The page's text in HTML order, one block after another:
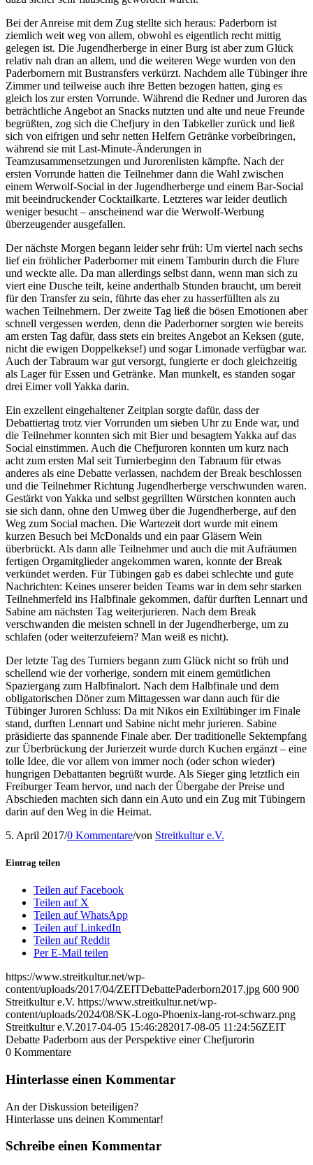
Bei der Anreise mit dem Zug stellte sich heraus: Paderborn ist
ziemlich weit weg von allem, obwohl es eigentlich recht mittig
gelegen ist. Die Jugendherberge in einer Burg ist aber zum Glück
relativ nah dran an allem, und die weiteren Wege wurden von den
Paderbornern mit Bustransfers verkürzt. Nachdem alle Tübinger ihre
Zimmer und teilweise auch ihre Betten bezogen hatten, ging es
gleich los zur ersten Vorrunde. Während die Redner und Juroren das
beträchtliche Angebot an Snacks nutzten und alte und neue Freunde
begrüßten, zog sich die Chefjury in den Tabkeller zurück und ließ
sich von eifrigen und sehr netten Helfern Getränke vorbeibringen,
während sie mit Last-Minute-Änderungen in
Teamzusammensetzungen und Jurorenlisten kämpfte. Nach der
ersten Vorrunde hatten die Teilnehmer dann die Wahl zwischen
einem Werwolf-Social in der Jugendherberge und einem Bar-Social
mit beeindruckender Cocktailkarte. Letzteres war leider deutlich
weniger besucht – anscheinend war die Werwolf-Werbung
überzeugender ausgefallen.
Der nächste Morgen begann leider sehr früh: Um viertel nach sechs
lief ein fröhlicher Paderborner mit einem Tamburin durch die Flure
und weckte alle. Da man allerdings selbst dann, wenn man sich zu
viert eine Dusche teilt, keine anderthalb Stunden braucht, um bereit
für den Transfer zu sein, führte das eher zu hasserfüllten als zu
wachen Teilnehmern. Der zweite Tag ließ die bösen Emotionen aber
schnell vergessen werden, denn die Paderborner sorgten wie bereits
am ersten Tag dafür, dass stets ein breites Angebot an Keksen (gute,
nicht die ewigen Doppelkekse!) und sogar Limonade verfügbar war.
Auch der Tabraum war gut versorgt, fungierte er doch gleichzeitig
als Lager für Essen und Getränke. Man munkelt, es standen sogar
drei Eimer voll Yakka darin.
Ein exzellent eingehaltener Zeitplan sorgte dafür, dass der
Debattiertag trotz vier Vorrunden um sieben Uhr zu Ende war, und
die Teilnehmer konnten sich mit Bier und besagtem Yakka auf das
Social einstimmen. Auch die Chefjuroren konnten um kurz nach
acht zum ersten Mal seit Turnierbeginn den Tabraum für etwas
anderes als eine Debatte verlassen, nachdem der Break beschlossen
und die Teilnehmer Richtung Jugendherberge verschwunden waren.
Gestärkt von Yakka und selbst gegrillten Würstchen konnten auch
sie sich dann, ohne den Umweg über die Jugendherberge, auf den
Weg zum Social machen. Die Wartezeit dort wurde mit einem
kurzen Besuch bei McDonalds und ein paar Gläsern Wein
überbrückt. Als dann alle Teilnehmer und auch die mit Aufräumen
fertigen Orgamitglieder angekommen waren, konnte der Break
verkündet werden. Für Tübingen gab es dabei schlechte und gute
Nachrichten: Keines unserer beiden Teams war in dem sehr starken
Teilnehmerfeld ins Halbfinale gekommen, dafür durften Lennart und
Sabine am nächsten Tag weiterjurieren. Nach dem Break
verschwanden die meisten schnell in der Jugendherberge, um zu
schlafen (oder weiterzufeiern? Man weiß es nicht).
Der letzte Tag des Turniers begann zum Glück nicht so früh und
schellend wie der vorherige, sondern mit einem gemütlichen
Spaziergang zum Halbfinalort. Nach dem Halbfinale und dem
obligatorischen Döner zum Mittagessen war dann auch für die
Tübinger Juroren Schluss: Da mit Nikos ein Exiltübinger im Finale
stand, durften Lennart und Sabine nicht mehr jurieren. Sabine
präsidierte das spannende Finale aber. Der traditionelle Sektempfang
zur Überbrückung der Jurierzeit wurde durch Kuchen ergänzt – eine
tolle Idee, die vor allem von immer noch (oder schon wieder)
hungrigen Debattanten begrüßt wurde. Als Sieger ging letztlich ein
Freiburger Team hervor, und nach der Übergabe der Preise und
Abschieden machten sich dann ein Auto und ein Zug mit Tübingern
darin auf den Weg in die Heimat.
5. April 2017/0 Kommentare/von Streitkultur e.V.
Eintrag teilen
Teilen auf Facebook
Teilen auf X
Teilen auf WhatsApp
Teilen auf LinkedIn
Teilen auf Reddit
Per E-Mail teilen
https://www.streitkultur.net/wp-
content/uploads/2017/04/ZEITDebattePaderborn2017.jpg 600 900
Streitkultur e.V. https://www.streitkultur.net/wp-
content/uploads/2024/08/SK-Logo-Phoenix-lang-rot-schwarz.png
Streitkultur e.V.2017-04-05 15:46:282017-08-05 11:24:56ZEIT
Debatte Paderborn aus der Perspektive einer Chefjurorin
0 Kommentare
Hinterlasse einen Kommentar
An der Diskussion beteiligen?
Hinterlasse uns deinen Kommentar!
Schreibe einen Kommentar